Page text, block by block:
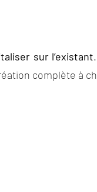
sur l’existant
complète à